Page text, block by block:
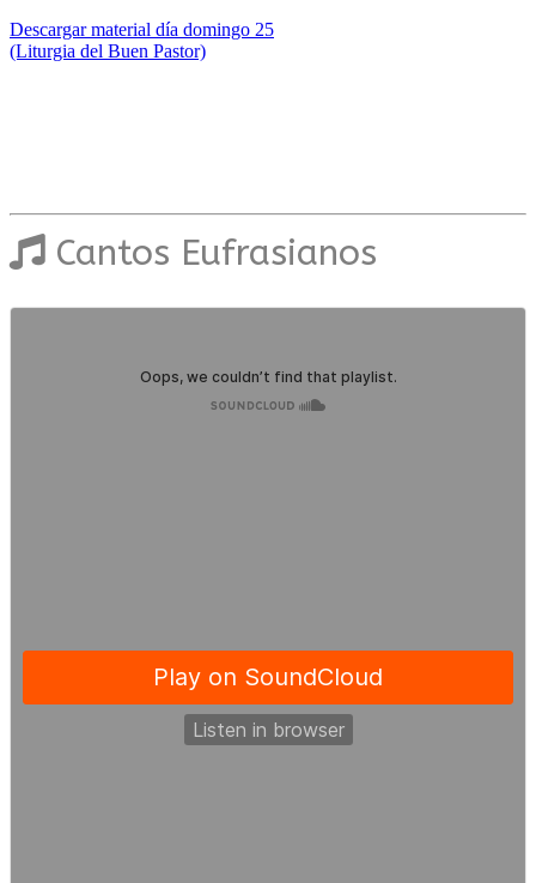
Descargar material día domingo 25
(Liturgia del Buen Pastor)
Cantos Eufrasianos